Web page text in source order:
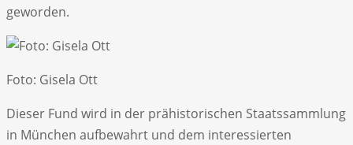
geworden.
Foto: Gisela Ott
Dieser Fund wird in der prähistorischen Staatssammlung
in München aufbewahrt und dem interessierten